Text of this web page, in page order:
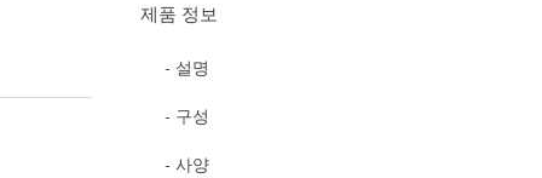
제품 정보
- 설명
- 구성
- 사양